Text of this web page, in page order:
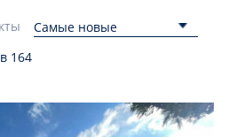
Самые новые
164